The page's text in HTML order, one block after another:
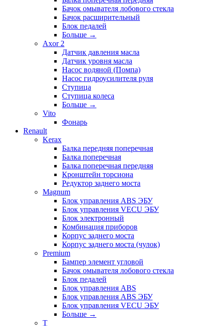
Бачок омывателя лобового стекла
Бачок расширительный
Блок педалей
Больше →
Axor 2
Датчик давления масла
Датчик уровня масла
Насос водяной (Помпа)
Насос гидроусилителя руля
Ступица
Ступица колеса
Больше →
Vito
Фонарь
Renault
Kerax
Балка передняя поперечная
Балка поперечная
Балка поперечная передняя
Кронштейн торсиона
Редуктор заднего моста
Magnum
Блок управления ABS ЭБУ
Блок управления VECU ЭБУ
Блок электронный
Комбинация приборов
Корпус заднего моста
Корпус заднего моста (чулок)
Premium
Бампер элемент угловой
Бачок омывателя лобового стекла
Блок педалей
Блок управления ABS
Блок управления ABS ЭБУ
Блок управления VECU ЭБУ
Больше →
T